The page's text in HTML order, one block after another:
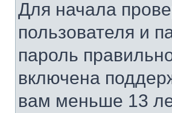
Для начала
пользователя и
пароль
включена
вам меньше 13